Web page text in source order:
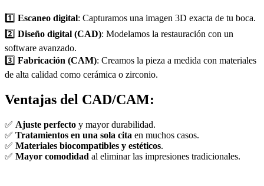
1️⃣ Escaneo digital: Capturamos una imagen 3D exacta de tu boca.
2️⃣ Diseño digital (CAD): Modelamos la restauración con un
software avanzado.
3️⃣ Fabricación (CAM): Creamos la pieza a medida con materiales
de alta calidad como cerámica o zirconio.
Ventajas del CAD/CAM:
✅ Ajuste perfecto y mayor durabilidad.
✅ Tratamientos en una sola cita en muchos casos.
✅ Materiales biocompatibles y estéticos.
✅ Mayor comodidad al eliminar las impresiones tradicionales.